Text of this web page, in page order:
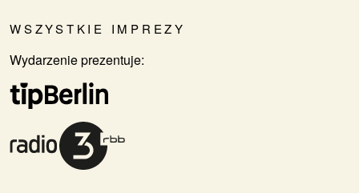
WSZYSTKIE IMPREZY
Wydarzenie prezentuje: